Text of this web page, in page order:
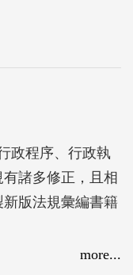
政程序、行政執
諸多修正，且相
版法規彙編書籍
質分類編排，另
more...